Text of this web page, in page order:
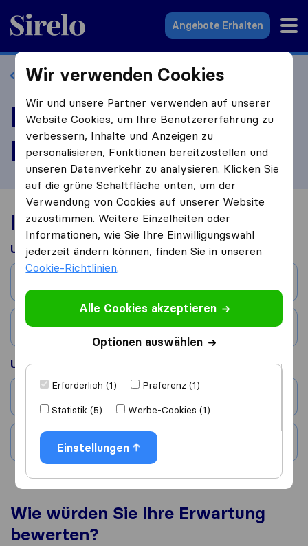
Sirelo.at
Angebote Erhalten
Zurück zum Profil
B.E.T Transport
bewerten
Ihre Umzugserfahrung
Umgezogen aus
Land
Umgezogen nach
Land
Wie würden Sie Ihre Erwartung
bewerten?
Wir verwenden Cookies
Wir und unsere Partner verwenden auf unserer
Website Cookies, um Ihre Benutzererfahrung zu
verbessern, Inhalte und Anzeigen zu
personalisieren, Funktionen bereitzustellen und
unseren Datenverkehr zu analysieren. Klicken Sie
auf die grüne Schaltfläche unten, um der
Verwendung von Cookies auf unserer Website
zuzustimmen. Weitere Einzelheiten oder
Informationen, wie Sie Ihre Einwilligungswahl
jederzeit ändern können, finden Sie in unseren
Cookie-Richtlinien.
Alle Cookies akzeptieren
Optionen auswählen
Erforderlich (1)
Präferenz (1)
Statistik (5)
Werbe-Cookies (1)
Einstellungen